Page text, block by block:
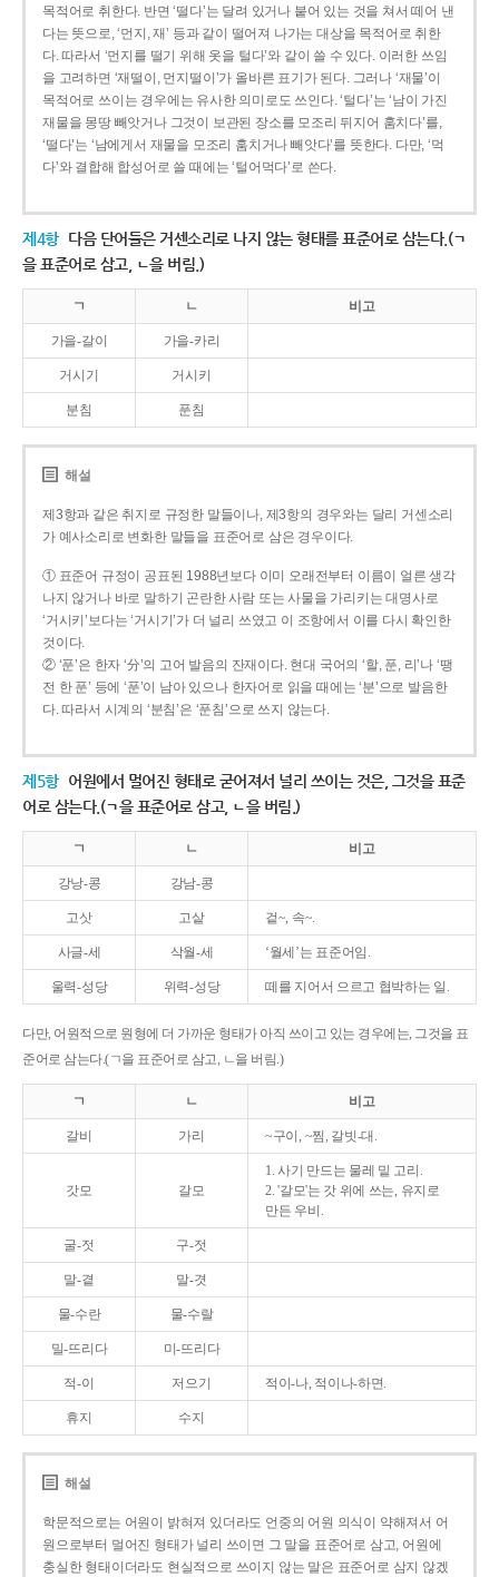
목적어로 취한다. 반면 ‘떨다’는 달려 있거나 붙어 있는 것을 쳐서 떼어 낸
다는 뜻으로, ‘먼지, 재’ 등과 같이 떨어져 나가는 대상을 목적어로 취한
다. 따라서 ‘먼지를 떨기 위해 옷을 털다’와 같이 쓸 수 있다. 이러한 쓰임
을 고려하면 ‘재떨이, 먼지떨이’가 올바른 표기가 된다. 그러나 ‘재물’이
목적어로 쓰이는 경우에는 유사한 의미로도 쓰인다. ‘털다’는 ‘남이 가진
재물을 몽땅 빼앗거나 그것이 보관된 장소를 모조리 뒤지어 훔치다’를,
‘떨다’는 ‘남에게서 재물을 모조리 훔치거나 빼앗다’를 뜻한다. 다만, ‘먹
다’와 결합해 합성어로 쓸 때에는 ‘털어먹다’로 쓴다.
제4항 다음 단어들은 거센소리로 나지 않는 형태를 표준어로 삼는다.(ㄱ
을 표준어로 삼고, ㄴ을 버림.)
ㄱ ㄴ 비고
가을-갈이 가을-카리
거시기 거시키
분침 푼침
해설
제3항과 같은 취지로 규정한 말들이나, 제3항의 경우와는 달리 거센소리
가 예사소리로 변화한 말들을 표준어로 삼은 경우이다.
① 표준어 규정이 공표된 1988년보다 이미 오래전부터 이름이 얼른 생각
나지 않거나 바로 말하기 곤란한 사람 또는 사물을 가리키는 대명사로
‘거시키’보다는 ‘거시기’가 더 널리 쓰였고 이 조항에서 이를 다시 확인한
것이다.
② ‘푼’은 한자 ‘分’의 고어 발음의 잔재이다. 현대 국어의 ‘할, 푼, 리’나 ‘땡
전 한 푼’ 등에 ‘푼’이 남아 있으나 한자어로 읽을 때에는 ‘분’으로 발음한
다. 따라서 시계의 ‘분침’은 ‘푼침’으로 쓰지 않는다.
제5항 어원에서 멀어진 형태로 굳어져서 널리 쓰이는 것은, 그것을 표준
어로 삼는다.(ㄱ을 표준어로 삼고, ㄴ을 버림.)
ㄱ ㄴ 비고
강낭-콩 강남-콩
고삿 고샅 겉~, 속~.
사글-세 삭월-세 ‘월세’는 표준어임.
울력-성당 위력-성당 떼를 지어서 으르고 협박하는 일.
다만, 어원적으로 원형에 더 가까운 형태가 아직 쓰이고 있는 경우에는, 그것을 표
준어로 삼는다.(ㄱ을 표준어로 삼고, ㄴ을 버림.)
ㄱ ㄴ 비고
갈비 가리 ~구이, ~찜, 갈빗-대.
갓모 갈모
1. 사기 만드는 물레 밑 고리.
2. '갈모'는 갓 위에 쓰는, 유지로
만든 우비.
굴-젓 구-젓
말-곁 말-겻
물-수란 물-수랄
밀-뜨리다 미-뜨리다
적-이 저으기 적이-나, 적이나-하면.
휴지 수지
해설
학문적으로는 어원이 밝혀져 있더라도 언중의 어원 의식이 약해져서 어
원으로부터 멀어진 형태가 널리 쓰이면 그 말을 표준어로 삼고, 어원에
충실한 형태이더라도 현실적으로 쓰이지 않는 말은 표준어로 삼지 않겠